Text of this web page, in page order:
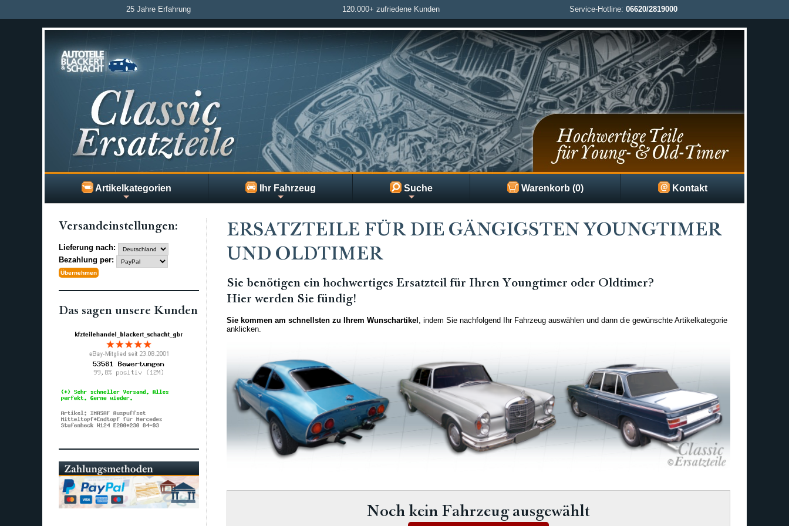
25 Jahre Erfahrung 120.000+ zufriedene Kunden Service-Hotline: 06620/2819000
Artikelkategorien Ihr Fahrzeug Suche Warenkorb (0) Kontakt
ERSATZTEILE FÜR DIE GÄNGIGSTEN YOUNGTIMER
UND OLDTIMER
Sie benötigen ein hochwertiges Ersatzteil für Ihren Youngtimer oder Oldtimer?
Hier werden Sie fündig!
Sie kommen am schnellsten zu Ihrem Wunschartikel , indem Sie nachfolgend Ihr Fahrzeug auswählen und dann die gewünschte Artikelkategorie
anklicken.
Noch kein Fahrzeug ausgewählt
Versand­einstellungen:
Lieferung nach:
Bezahlung per:
Das sagen unsere Kunden